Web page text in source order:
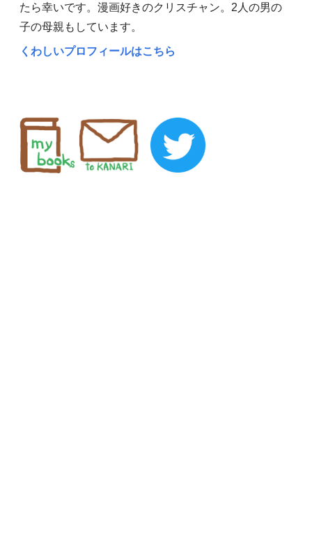
たら幸いです。漫画好きのクリスチャン。2人の男の
子の母親もしています。
くわしいプロフィールはこちら